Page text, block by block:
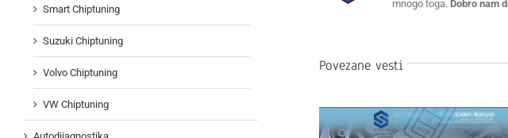
mnogo toga.Dobro nam
Povezane vesti
Smart Chiptuning
Suzuki Chiptuning
Volvo Chiptuning
VW Chiptuning